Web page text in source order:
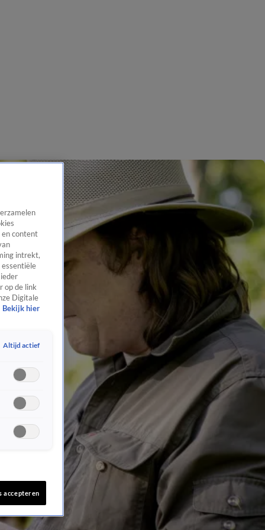
en content
intrekt,
op de link
Digitale
Bekijk hier
Altijd actief
accepteren